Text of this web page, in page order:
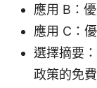
應用 B：
應用 C：
選擇摘要
政策的免